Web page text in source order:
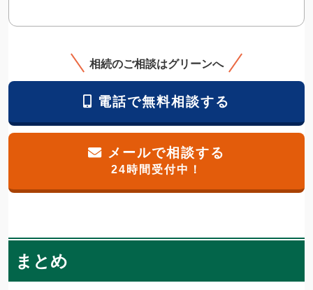
相続のご相談はグリーンへ
電話で無料相談する
メールで相談する
24時間受付中！
まとめ